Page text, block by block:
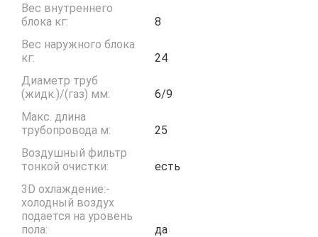
Вес внутреннего
блока кг:
8
Вес наружного блока
кг:
24
Диаметр труб
(жидк.)/(газ) мм:
6/9
Макс. длина
трубопровода м:
25
Воздушный фильтр
тонкой очистки:
есть
3D охлаждение:-
холодный воздух
подается на уровень
пола:
да